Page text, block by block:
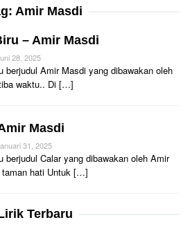
Amir Masdi
– Amir Masdi
28, 2025
berjudul Amir Masdi yang dibawakan oleh
waktu.. Di […]
Masdi
31, 2025
berjudul Calar yang dibawakan oleh Amir
hati Untuk […]
Terbaru